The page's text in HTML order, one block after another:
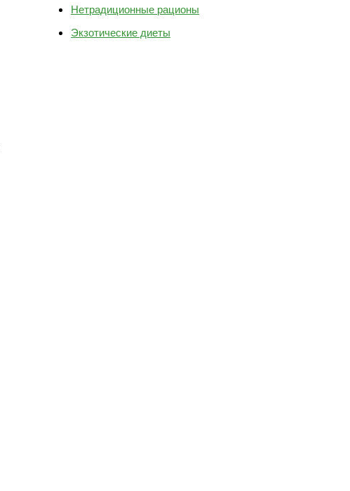
Нетрадиционные рационы
Экзотические диеты